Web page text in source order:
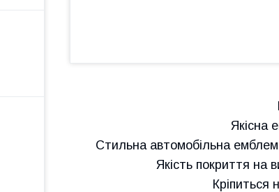
Якісна
Cтильна автомобільна
Якість покриття на
Кріпиться